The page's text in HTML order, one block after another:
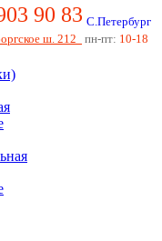
90 83 С.Петербург
ш. 212
пн-пт: 10-18